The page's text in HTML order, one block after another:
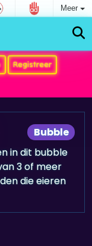
Meer
Registreer
Bubble
in dit bubble
3 of meer
die eieren